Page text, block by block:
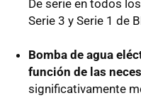
De serie en todos
Serie 3 y Serie 1 de
Bomba de agua
función de las
significativamente